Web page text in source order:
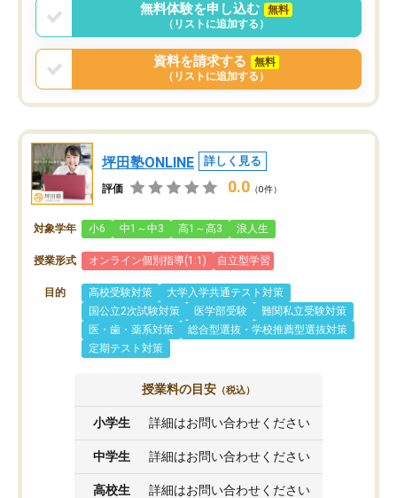
無料体験を申し込む
無料
（リストに追加する）
資料を請求する
無料
（リストに追加する）
坪田塾ONLINE 詳しく見る
評価 0.0 （0件）
対象学年 小6 中1～中3 高1～高3 浪人生
授業形式 オンライン個別指導(1:1) 自立型学習
目的 高校受験対策
大学入学共通テスト対策
国公立2次試験対策
医学部受験
難関私立受験対策
医・歯・薬系対策
総合型選抜・学校推薦型選抜対策
定期テスト対策
授業料の目安 （税込）
小学生 詳細はお問い合わせください
中学生 詳細はお問い合わせください
高校生 詳細はお問い合わせください